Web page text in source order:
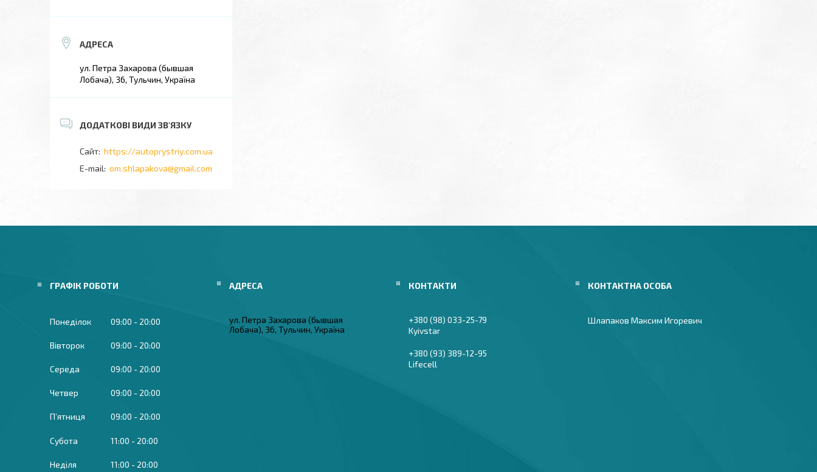
ул. Петра Захарова (бывшая
Лобача), 36, Тульчин, Україна
https://autoprystriy.com.ua
om.shlapakova@gmail.com
ГРАФІК РОБОТИ
Понеділок 09:00 20:00
Вівторок 09:00 20:00
Середа 09:00 20:00
Четвер 09:00 20:00
Пʼятниця 09:00 20:00
Субота 11:00 20:00
Неділя 11:00 20:00
ул. Петра Захарова (бывшая
Лобача), 36, Тульчин, Україна
+380 (98) 033-25-79
Kyivstar
+380 (93) 389-12-95
Lifecell
Шлапаков Максим Игоревич